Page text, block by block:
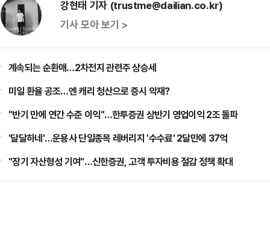
강현태 기자 (trustme@dailian.co.kr)
기사 모아 보기 >
계속되는 순환매…2차전지 관련주 상승세
미일 환율 공조…엔 캐리 청산으로 증시 악재?
"반기 만에 연간 수준 이익"…한투증권 상반기 영업이익 2조 돌파
'달달하네'…운용사 단일종목 레버리지 '수수료' 2달만에 37억
"장기 자산형성 기여"…신한증권, 고객 투자비용 절감 정책 확대